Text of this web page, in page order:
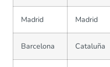
Madrid Madrid
Barcelona Cataluña